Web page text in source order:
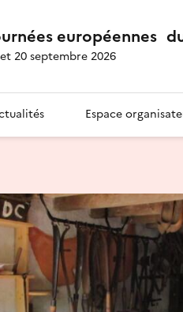
européennes
20 septembre 2026
Espace